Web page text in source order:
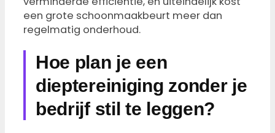
een grote schoonmaakbeurt meer dan
regelmatig onderhoud.
Hoe plan je een
dieptereiniging zonder je
bedrijf stil te leggen?